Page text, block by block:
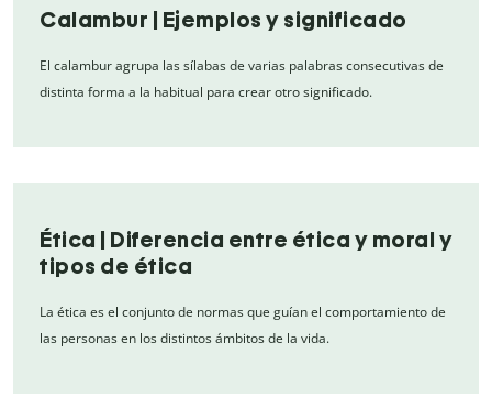
Calambur | Ejemplos y significado
El calambur agrupa las sílabas de varias palabras consecutivas de
distinta forma a la habitual para crear otro significado.
Ética | Diferencia entre ética y moral y
tipos de ética
La ética es el conjunto de normas que guían el comportamiento de
las personas en los distintos ámbitos de la vida.